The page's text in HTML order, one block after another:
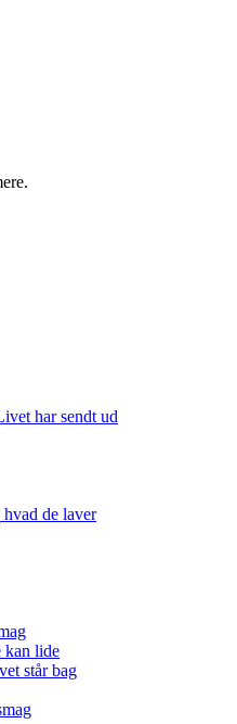
har sendt ud
hvad de laver
kan lide
står bag